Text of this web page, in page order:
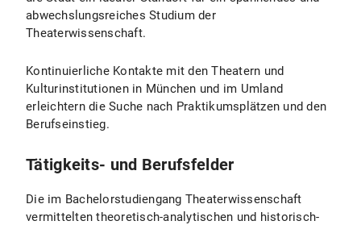
abwechslungsreiches Studium der
Theaterwissenschaft.
Kontinuierliche Kontakte mit den Theatern und
Kulturinstitutionen in München und im Umland
erleichtern die Suche nach Praktikumsplätzen und den
Berufseinstieg.
Tätigkeits- und Berufsfelder
Die im Bachelorstudiengang Theaterwissenschaft
vermittelten theoretisch-analytischen und historisch-